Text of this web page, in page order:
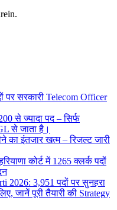
पर सरकारी Telecom Officer
से ज्यादा पद – सिर्फ
से जाता है।
का इंतजार खत्म – रिजल्ट जारी
कोर्ट में 1265 क्लर्क पदों
2026: 3,951 पदों पर सुनहरा
जानें पूरी तैयारी की Strategy